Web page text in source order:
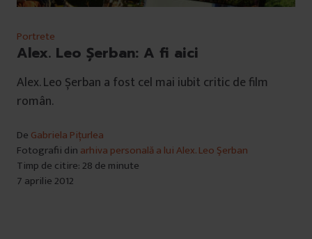
Portrete
Alex. Leo Şerban: A fi aici
Alex. Leo Șerban a fost cel mai iubit critic de film
român.
De Gabriela Pițurlea
Fotografii din arhiva personală a lui Alex. Leo Şerban
Timp de citire: 28 de minute
7 aprilie 2012